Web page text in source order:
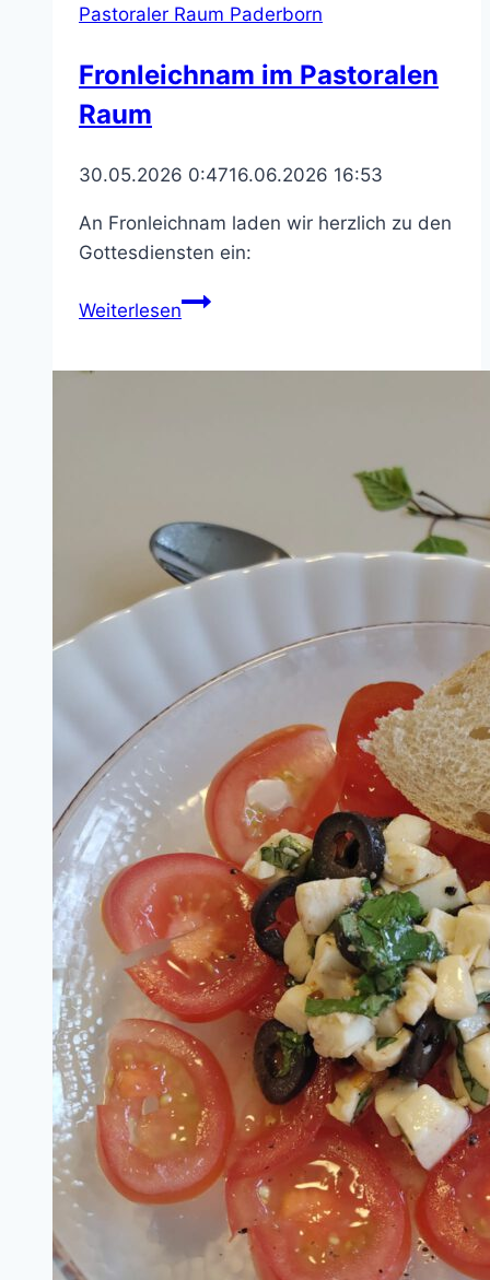
Pastoraler Raum Paderborn
Fronleichnam im Pastoralen
Raum
30.05.2026 0:4716.06.2026 16:53
An Fronleichnam laden wir herzlich zu den
Gottesdiensten ein:
WeiterlesenFronleichnam